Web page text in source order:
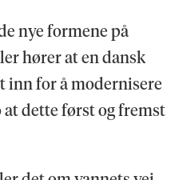
nye formene på
hører at en dansk
inn for å modernisere
at dette først og fremst